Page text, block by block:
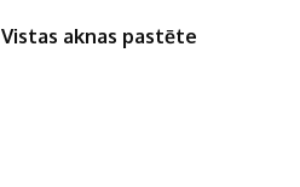
Vistas aknas pastēte